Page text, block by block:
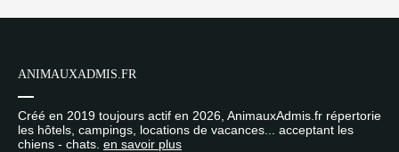
ANIMAUXADMIS.FR
Créé en 2019 toujours actif en 2026, AnimauxAdmis.fr répertorie
les hôtels, campings, locations de vacances... acceptant les
chiens - chats. en savoir plus